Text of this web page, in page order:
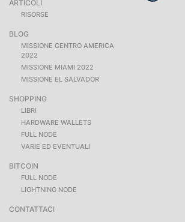
ARTICOLI
RISORSE
BLOG
MISSIONE CENTRO AMERICA
2022
MISSIONE MIAMI 2022
MISSIONE EL SALVADOR
SHOPPING
LIBRI
HARDWARE WALLETS
FULL NODE
VARIE ED EVENTUALI
BITCOIN
FULL NODE
LIGHTNING NODE
CONTATTACI